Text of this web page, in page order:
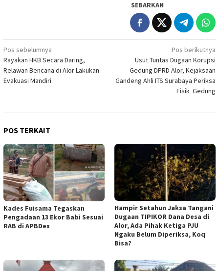
SEBARKAN
Navigasi
pos
Pos sebelumnya
Rayakan HKB Secara Daring,
Relawan Bencana di Alor Lakukan
Evakuasi Mandiri
Pos berikutnya
Usut Tuntas Dugaan Korupsi
Gedung DPRD Alor, Kejaksaan
Gandeng Ahli ITS Surabaya Periksa
Fisik Gedung
POS TERKAIT
Kades Fuisama Tegaskan
Pengadaan 13 Ekor Babi Sesuai
RAB di APBDes
Hampir Setahun Jaksa Tangani
Dugaan TIPIKOR Dana Desa di
Alor, Ada Pihak Ketiga PJU
Ngaku Belum Diperiksa, Koq
Bisa?